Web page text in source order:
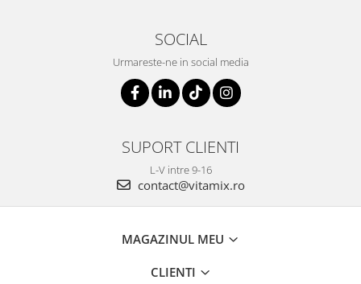
SOCIAL
Urmareste-ne in social media
SUPORT CLIENTI
L-V intre 9-16
contact@vitamix.ro
MAGAZINUL MEU
CLIENTI